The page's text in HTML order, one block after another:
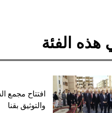
هذه الفئة
افتتاح مجمع
والتوثيق بقنا